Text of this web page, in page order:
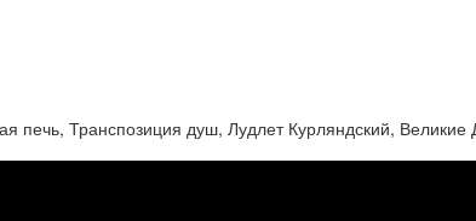
печь, Транспозиция душ, Лудлет Курляндский, Великие